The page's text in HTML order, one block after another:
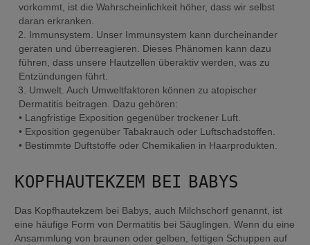
vorkommt, ist die Wahrscheinlichkeit höher, dass wir selbst
daran erkranken.
Immunsystem. Unser Immunsystem kann durcheinander
geraten und überreagieren. Dieses Phänomen kann dazu
führen, dass unsere Hautzellen überaktiv werden, was zu
Entzündungen führt.
Umwelt. Auch Umweltfaktoren können zu atopischer
Dermatitis beitragen. Dazu gehören:
• Langfristige Exposition gegenüber trockener Luft.
• Exposition gegenüber Tabakrauch oder Luftschadstoffen.
• Bestimmte Duftstoffe oder Chemikalien in Haarprodukten.
KOPFHAUTEKZEM BEI BABYS
Das Kopfhautekzem bei Babys, auch Milchschorf genannt, ist
eine häufige Form von Dermatitis bei Säuglingen. Wenn du eine
Ansammlung von braunen oder gelben, fettigen Schuppen auf